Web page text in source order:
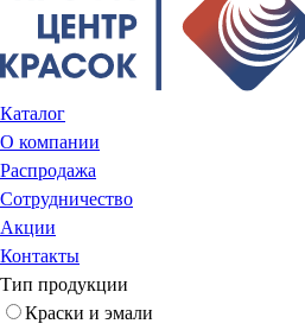
Каталог
О компании
Распродажа
Сотрудничество
Акции
Контакты
Тип продукции
Краски и эмали